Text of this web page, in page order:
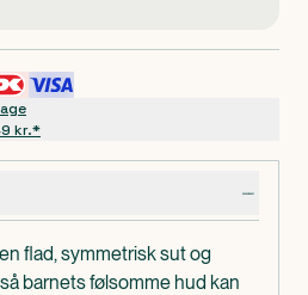
flad, symmetrisk sut og
barnets følsomme hud kan
kr.*